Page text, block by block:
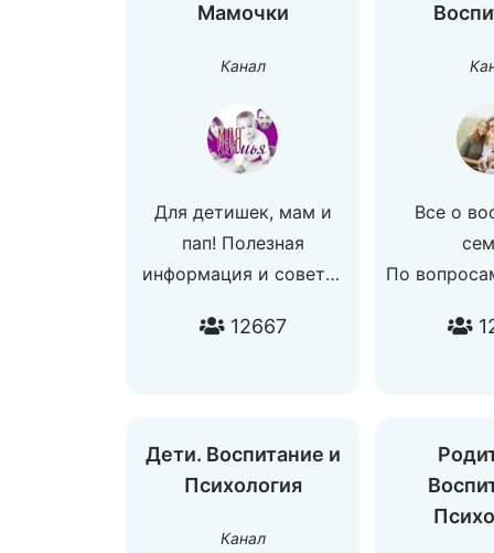
Мамочки
Канал
Для детишек, мам и
пап! Полезная
информация и советы!
Пишите @lena_froL !
12667
Все о
По
Дети. Воспитание и
Психология
Канал